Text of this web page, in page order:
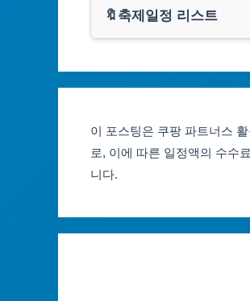
광주광역시
세종특별자치시
강원도
클룩
🔖축제일정 리스트
대구축제 일정
광주축제 일정
이 포스팅은 쿠팡 파트너스
로, 이에 따른 일정액의 수수
니다.